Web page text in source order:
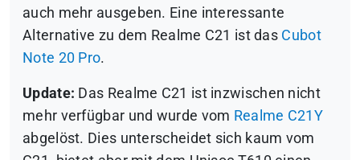
auch mehr ausgeben. Eine interessante
Alternative zu dem Realme C21 ist das Cubot
Note 20 Pro.
Update: Das Realme C21 ist inzwischen nicht
mehr verfügbar und wurde vom Realme C21Y
abgelöst. Dies unterscheidet sich kaum vom